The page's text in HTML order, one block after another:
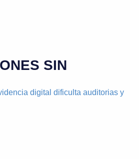
SIN
digital dificulta auditorias y